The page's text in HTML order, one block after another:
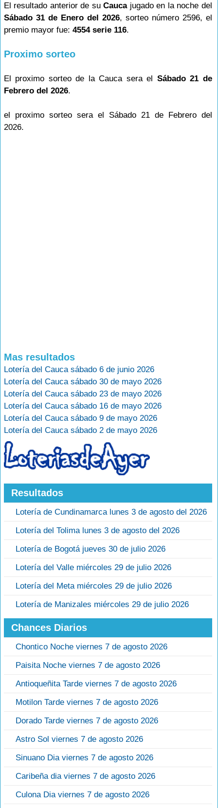
El resultado anterior de suCaucajugado en la noche del
Sábado 31 de Enero del 2026, sorteo número 2596, el
premio mayor fue: 4554 serie 116.
Proximo sorteo
El proximo sorteo de la Cauca sera el Sábado 21 de
Febrero del 2026.
el proximo sorteo sera el Sábado 21 de Febrero del
2026.
Mas resultados
Lotería del Cauca sábado 6 de junio 2026
Lotería del Cauca sábado 30 de mayo 2026
Lotería del Cauca sábado 23 de mayo 2026
Lotería del Cauca sábado 16 de mayo 2026
Lotería del Cauca sábado 9 de mayo 2026
Lotería del Cauca sábado 2 de mayo 2026
Resultados
Lotería de Cundinamarca lunes 3 de agosto del 2026
Lotería del Tolima lunes 3 de agosto del 2026
Lotería de Bogotá jueves 30 de julio 2026
Lotería del Valle miércoles 29 de julio 2026
Lotería del Meta miércoles 29 de julio 2026
Lotería de Manizales miércoles 29 de julio 2026
Chances Diarios
Chontico Noche viernes 7 de agosto 2026
Paisita Noche viernes 7 de agosto 2026
Antioqueñita Tarde viernes 7 de agosto 2026
Motilon Tarde viernes 7 de agosto 2026
Dorado Tarde viernes 7 de agosto 2026
Astro Sol viernes 7 de agosto 2026
Sinuano Dia viernes 7 de agosto 2026
Caribeña dia viernes 7 de agosto 2026
Culona Dia viernes 7 de agosto 2026